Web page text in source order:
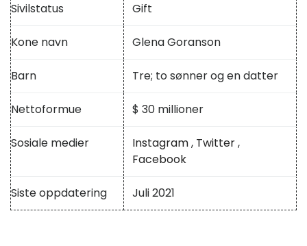
Sivilstatus Gift
Kone navn Glena Goranson
Barn Tre; to sønner og en datter
Nettoformue $ 30 millioner
Sosiale medier Instagram, Twitter,
Facebook
Siste oppdatering Juli 2021